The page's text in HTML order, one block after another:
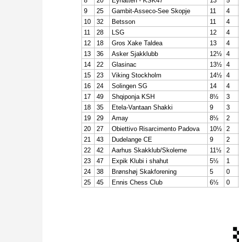
9
25 Gambit-Asseco-See Skopje 11 4
10
32 Betsson 11 4
11
28 LSG 12 4
12
18 Gros Xake Taldea 13 4
13
36 Asker Sjakklubb 12½ 4
14
22 Glasinac 13½ 4
15
23 Viking Stockholm 14½ 4
16
24 Solingen SG 14 4
17
49 Shqiponja KSH 8½ 3
18
35 Etela-Vantaan Shakki 9 3
19
29 Amay 8½ 2
20
27 Obiettivo Risarcimento Padova 10½ 2
21
43 Dudelange CE 9 2
22
42 Aarhus Skakklub/Skolerne 11½ 2
23
47 Expik Klubi i shahut 5½ 1
24
38 Brønshøj Skakforening 5 0
25
45 Ennis Chess Club 6½ 0